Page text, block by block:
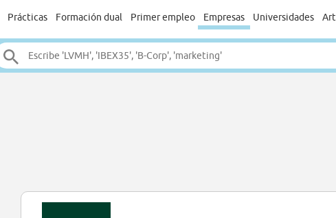
Prácticas Formación dual Primer empleo Empresas Universidades